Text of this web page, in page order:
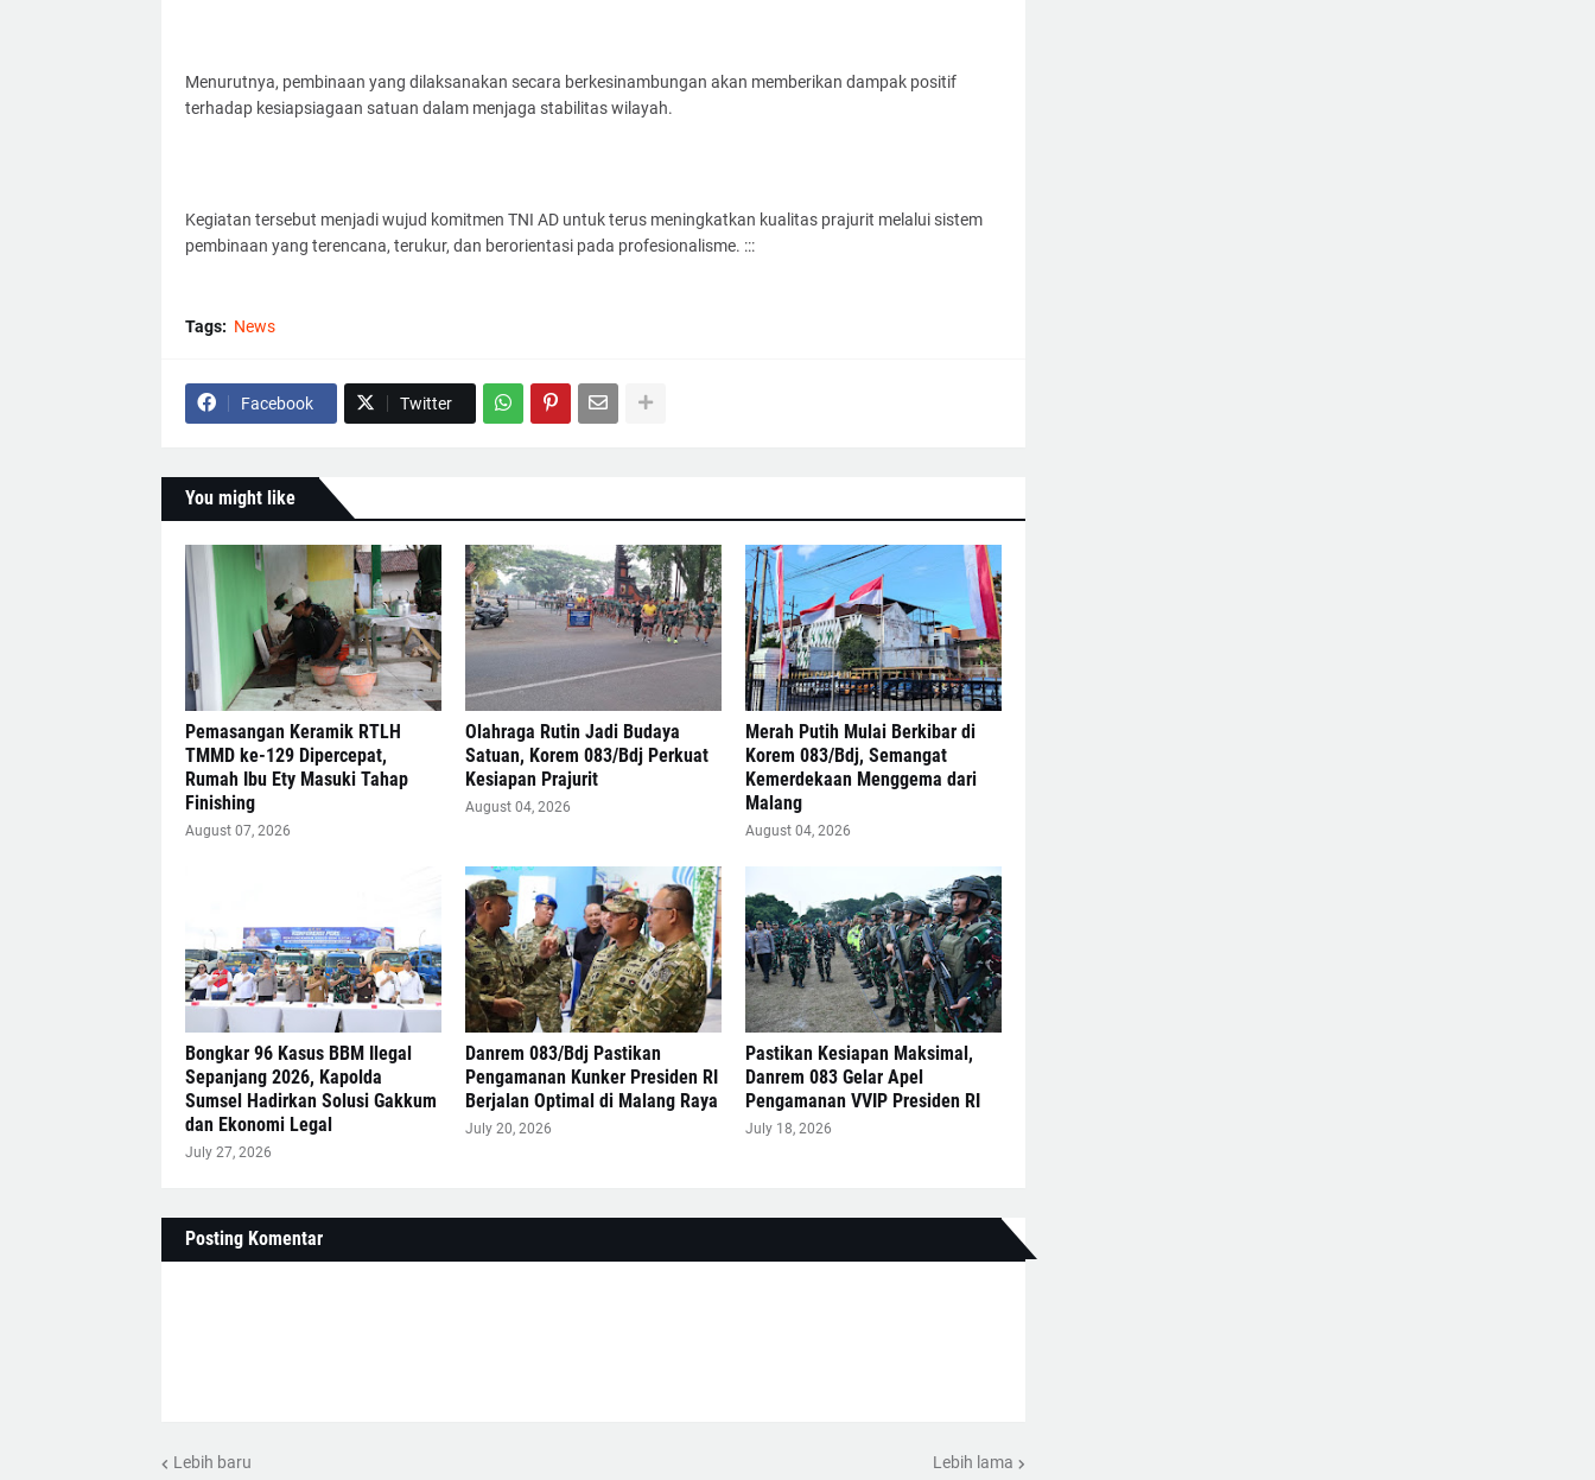
Menurutnya, pembinaan yang dilaksanakan secara berkesinambungan akan memberikan dampak positif
terhadap kesiapsiagaan satuan dalam menjaga stabilitas wilayah.
Kegiatan tersebut menjadi wujud komitmen TNI AD untuk terus meningkatkan kualitas prajurit melalui sistem
pembinaan yang terencana, terukur, dan berorientasi pada profesionalisme. :::
Tags: News
Facebook Twitter
You might like
Pemasangan Keramik RTLH
TMMD ke-129 Dipercepat,
Rumah Ibu Ety Masuki Tahap
Finishing
August 07, 2026
Olahraga Rutin Jadi Budaya
Satuan, Korem 083/Bdj Perkuat
Kesiapan Prajurit
August 04, 2026
Merah Putih Mulai Berkibar di
Korem 083/Bdj, Semangat
Kemerdekaan Menggema dari
Malang
August 04, 2026
Bongkar 96 Kasus BBM Ilegal
Sepanjang 2026, Kapolda
Sumsel Hadirkan Solusi Gakkum
dan Ekonomi Legal
July 27, 2026
Danrem 083/Bdj Pastikan
Pengamanan Kunker Presiden RI
Berjalan Optimal di Malang Raya
July 20, 2026
Pastikan Kesiapan Maksimal,
Danrem 083 Gelar Apel
Pengamanan VVIP Presiden RI
July 18, 2026
Posting Komentar
Lebih baru Lebih lama